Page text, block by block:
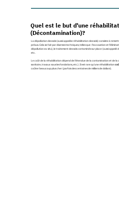
Quel est le but d'une
(Décontamination)?
La dépollution des sols (aussi appelée réhabilitation des sols) consiste à
prévus. Cela se fait par diverses techniques, telles que : l'excavation et
dépollution ex situ), le traitement des sols contaminés sur place (aussi
etc.
Le coût de la réhabilitation dépend de l'étendue de la contamination et de la
sanitaire, travaux sous les fondations, etc.). Il est rare qu'une réhabilitation
coûter beaucoup plus cher (parfois des centaines de milliers de dollars).